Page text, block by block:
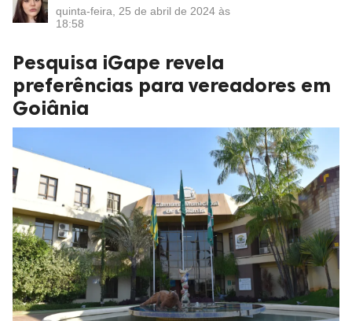
quinta-feira, 25 de abril de 2024 às
18:58
Pesquisa iGape revela
preferências para vereadores em
Goiânia